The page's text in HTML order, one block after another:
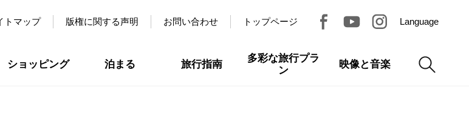
トマップ 版権に関する声明 お問い合わせ トップページ Language
ショッピング 泊まる 旅行指南
多彩な旅行プラ
ン
映像と音楽